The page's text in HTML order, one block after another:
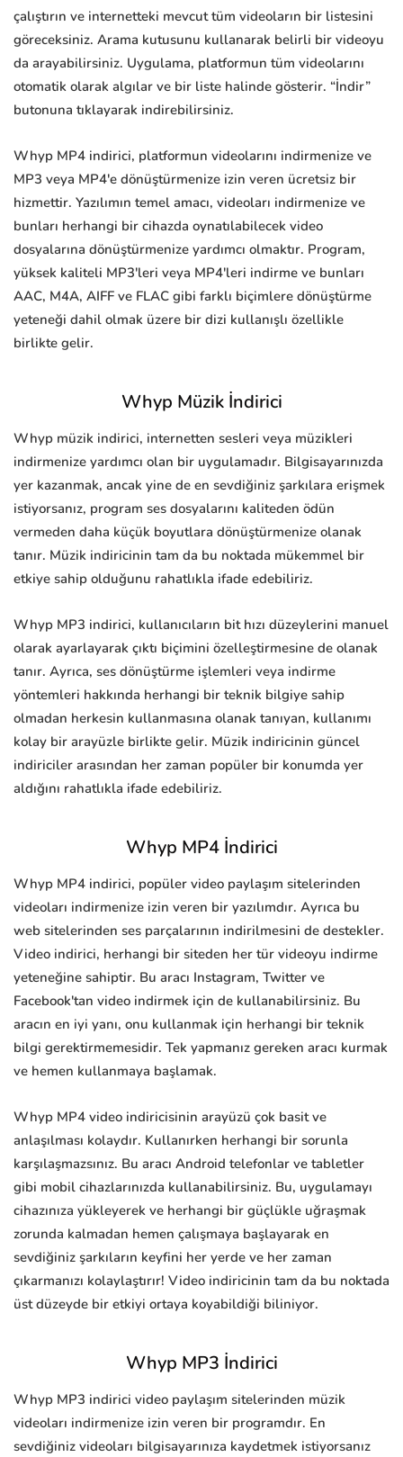
çalıştırın ve internetteki mevcut tüm videoların bir listesini
göreceksiniz. Arama kutusunu kullanarak belirli bir videoyu
da arayabilirsiniz. Uygulama, platformun tüm videolarını
otomatik olarak algılar ve bir liste halinde gösterir. “İndir”
butonuna tıklayarak indirebilirsiniz.
Whyp MP4 indirici, platformun videolarını indirmenize ve
MP3 veya MP4'e dönüştürmenize izin veren ücretsiz bir
hizmettir. Yazılımın temel amacı, videoları indirmenize ve
bunları herhangi bir cihazda oynatılabilecek video
dosyalarına dönüştürmenize yardımcı olmaktır. Program,
yüksek kaliteli MP3'leri veya MP4'leri indirme ve bunları
AAC, M4A, AIFF ve FLAC gibi farklı biçimlere dönüştürme
yeteneği dahil olmak üzere bir dizi kullanışlı özellikle
birlikte gelir.
Whyp Müzik İndirici
Whyp müzik indirici, internetten sesleri veya müzikleri
indirmenize yardımcı olan bir uygulamadır. Bilgisayarınızda
yer kazanmak, ancak yine de en sevdiğiniz şarkılara erişmek
istiyorsanız, program ses dosyalarını kaliteden ödün
vermeden daha küçük boyutlara dönüştürmenize olanak
tanır. Müzik indiricinin tam da bu noktada mükemmel bir
etkiye sahip olduğunu rahatlıkla ifade edebiliriz.
Whyp MP3 indirici, kullanıcıların bit hızı düzeylerini manuel
olarak ayarlayarak çıktı biçimini özelleştirmesine de olanak
tanır. Ayrıca, ses dönüştürme işlemleri veya indirme
yöntemleri hakkında herhangi bir teknik bilgiye sahip
olmadan herkesin kullanmasına olanak tanıyan, kullanımı
kolay bir arayüzle birlikte gelir. Müzik indiricinin güncel
indiriciler arasından her zaman popüler bir konumda yer
aldığını rahatlıkla ifade edebiliriz.
Whyp MP4 İndirici
Whyp MP4 indirici, popüler video paylaşım sitelerinden
videoları indirmenize izin veren bir yazılımdır. Ayrıca bu
web sitelerinden ses parçalarının indirilmesini de destekler.
Video indirici, herhangi bir siteden her tür videoyu indirme
yeteneğine sahiptir. Bu aracı Instagram, Twitter ve
Facebook'tan video indirmek için de kullanabilirsiniz. Bu
aracın en iyi yanı, onu kullanmak için herhangi bir teknik
bilgi gerektirmemesidir. Tek yapmanız gereken aracı kurmak
ve hemen kullanmaya başlamak.
Whyp MP4 video indiricisinin arayüzü çok basit ve
anlaşılması kolaydır. Kullanırken herhangi bir sorunla
karşılaşmazsınız. Bu aracı Android telefonlar ve tabletler
gibi mobil cihazlarınızda kullanabilirsiniz. Bu, uygulamayı
cihazınıza yükleyerek ve herhangi bir güçlükle uğraşmak
zorunda kalmadan hemen çalışmaya başlayarak en
sevdiğiniz şarkıların keyfini her yerde ve her zaman
çıkarmanızı kolaylaştırır! Video indiricinin tam da bu noktada
üst düzeyde bir etkiyi ortaya koyabildiği biliniyor.
Whyp MP3 İndirici
Whyp MP3 indirici video paylaşım sitelerinden müzik
videoları indirmenize izin veren bir programdır. En
sevdiğiniz videoları bilgisayarınıza kaydetmek istiyorsanız